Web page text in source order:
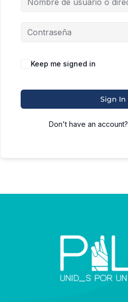
Alternative:
Keep me signed in
Sign In
Don't have an account?